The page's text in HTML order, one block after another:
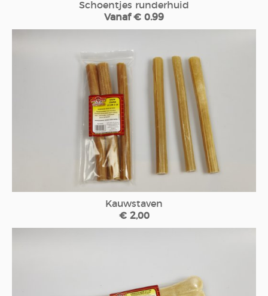
Schoentjes runderhuid
Vanaf € 0.99
Kauwstaven
€ 2,00